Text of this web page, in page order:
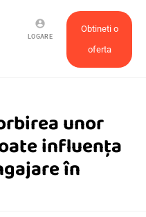
Obtineti o
oferta
account_circle
LOGARE
unor
influența
în